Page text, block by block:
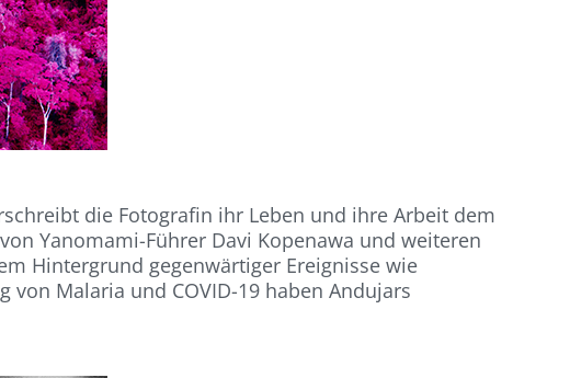
die Fotografin ihr Leben und ihre Arbeit dem
Yanomami-Führer Davi Kopenawa und weiteren
Hintergrund gegenwärtiger Ereignisse wie
Malaria und COVID-19 haben Andujars